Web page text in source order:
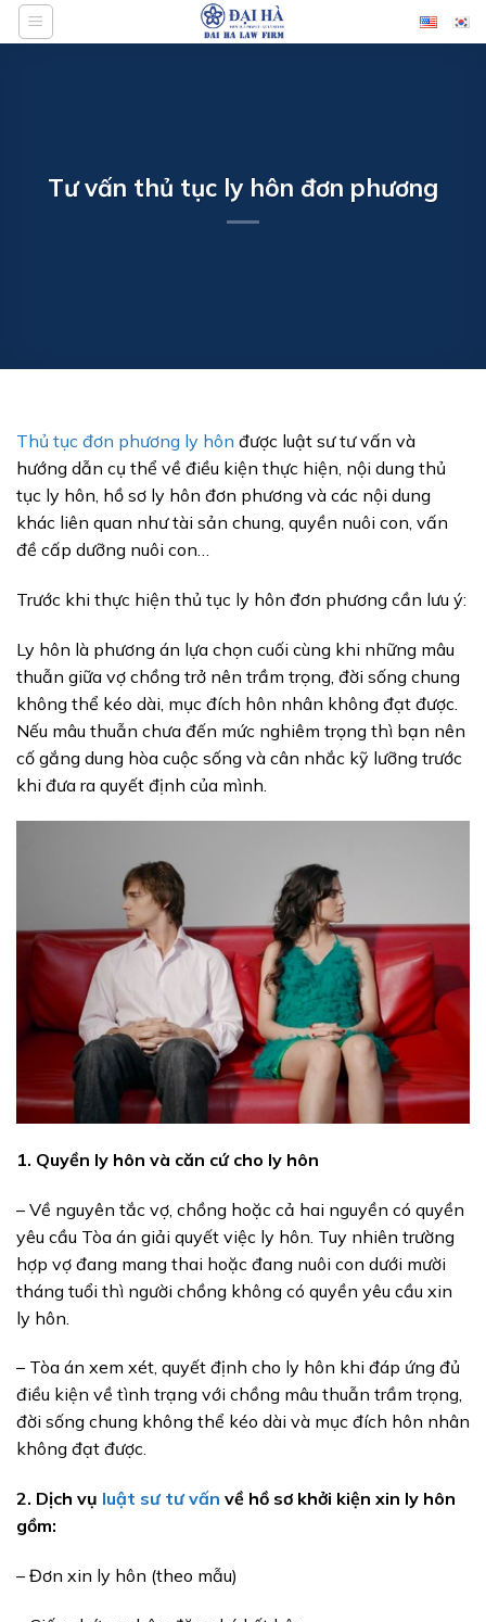
Bỏ
qua
Tư vấn thủ tục ly hôn đơn phương
Thủ tục đơn phương ly hôn được luật sư tư vấn và
hướng dẫn cụ thể về điều kiện thực hiện, nội dung thủ
tục ly hôn, hồ sơ ly hôn đơn phương và các nội dung
khác liên quan như tài sản chung, quyền nuôi con, vấn
đề cấp dưỡng nuôi con…
Trước khi thực hiện thủ tục ly hôn đơn phương cần lưu ý:
Ly hôn là phương án lựa chọn cuối cùng khi những mâu
thuẫn giữa vợ chồng trở nên trầm trọng, đời sống chung
không thể kéo dài, mục đích hôn nhân không đạt được.
Nếu mâu thuẫn chưa đến mức nghiêm trọng thì bạn nên
cố gắng dung hòa cuộc sống và cân nhắc kỹ lưỡng trước
khi đưa ra quyết định của mình.
1. Quyền ly hôn và căn cứ cho ly hôn
– Về nguyên tắc vợ, chồng hoặc cả hai nguyền có quyền
yêu cầu Tòa án giải quyết việc ly hôn. Tuy nhiên trường
hợp vợ đang mang thai hoặc đang nuôi con dưới mười
tháng tuổi thì người chồng không có quyền yêu cầu xin
ly hôn.
– Tòa án xem xét, quyết định cho ly hôn khi đáp ứng đủ
điều kiện về tình trạng với chồng mâu thuẫn trầm trọng,
đời sống chung không thể kéo dài và mục đích hôn nhân
không đạt được.
2. Dịch vụ luật sư tư vấn về hồ sơ khởi kiện xin ly hôn
gồm:
– Đơn xin ly hôn (theo mẫu)